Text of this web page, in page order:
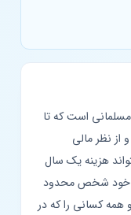
است که تا
مالی
هزینه یک سال
شخص محدود
را که در